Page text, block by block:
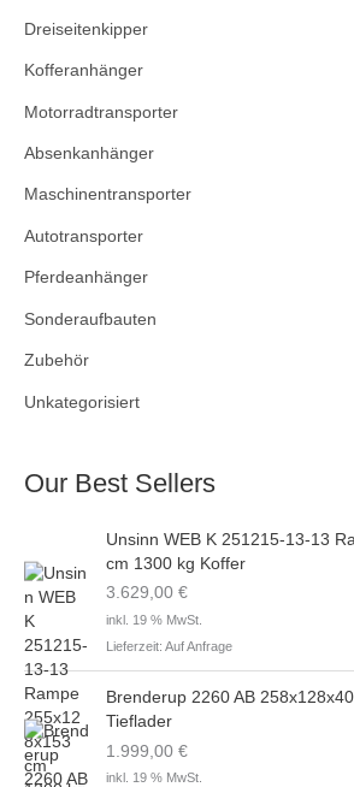
Dreiseitenkipper
Kofferanhänger
Motorradtransporter
Absenkanhänger
Maschinentransporter
Autotransporter
Pferdeanhänger
Sonderaufbauten
Zubehör
Unkategorisiert
Our Best Sellers
Unsinn WEB K 251215-13-13
cm 1300 kg Koffer
3.629,00€
inkl. 19 % MwSt.
Lieferzeit:Auf Anfrage
Brenderup 2260 AB
Tieflader
1.999,00€
inkl. 19 % MwSt.